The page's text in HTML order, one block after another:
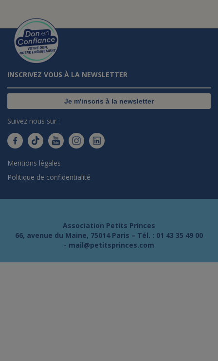
INSCRIVEZ VOUS À LA NEWSLETTER
Je m'inscris à la newsletter
Suivez nous sur :
Mentions légales
Politique de confidentialité
Association Petits Princes
66, avenue du Maine, 75014 Paris – Tél. : 01 43 35 49 00
- mail@petitsprinces.com